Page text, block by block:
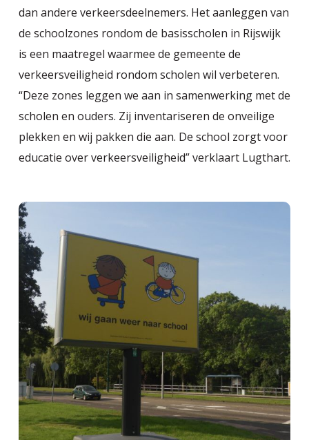
dan andere verkeersdeelnemers. Het aanleggen van
de schoolzones rondom de basisscholen in Rijswijk
is een maatregel waarmee de gemeente de
verkeersveiligheid rondom scholen wil verbeteren.
“Deze zones leggen we aan in samenwerking met de
scholen en ouders. Zij inventariseren de onveilige
plekken en wij pakken die aan. De school zorgt voor
educatie over verkeersveiligheid” verklaart Lugthart.